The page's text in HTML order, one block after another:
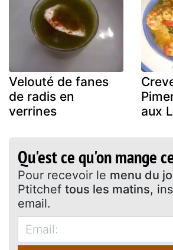
Velouté de fanes
de radis en
verrines
aux
Qu'est ce qu'on mange
Pour recevoir le menu du
Ptitchef tous les matins,
email.